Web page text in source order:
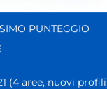
PUNTEGGIO
(4 aree, nuovi